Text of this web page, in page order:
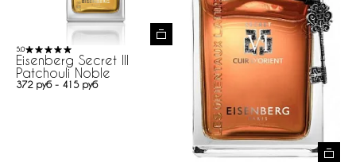
5.0
Eisenberg Secret III
Patchouli Noble
372 руб - 415 руб